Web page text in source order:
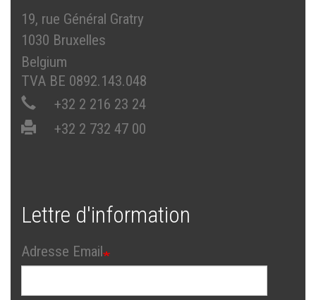
19, rue Général Gratry
1030 Bruxelles
Belgium
TVA BE 0892.143.048
+32 2 216 23 24
+32 2 732 47 00
Lettre d'information
Adresse Email